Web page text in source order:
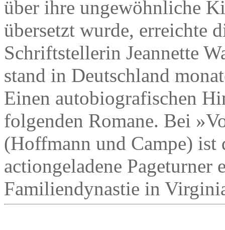
über ihre ungewöhnliche
übersetzt wurde, erreichte
Schriftstellerin Jeannette
stand in Deutschland
Einen autobiografischen
folgenden Romane. Bei
(Hoffmann und Campe) ist
actiongeladene Pageturner
Familiendynastie in